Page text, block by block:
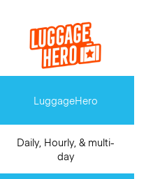
LuggageHero
Daily, Hourly, & multi-
day